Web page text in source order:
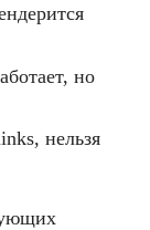
но
нельзя